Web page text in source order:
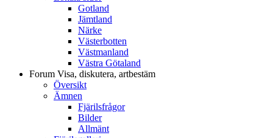
Gotland
Jämtland
Närke
Västerbotten
Västmanland
Västra Götaland
Forum Visa, diskutera, artbestäm
Översikt
Ämnen
Fjärilsfrågor
Bilder
Allmänt